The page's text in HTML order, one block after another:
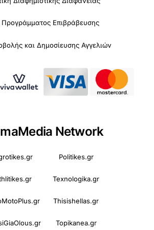
Προγράμματος Επιβράβευσης
και Δημοσίευσης Αγγελιών
Network
Politikes.gr
Texnologika.gr
Thisishellas.gr
Topikanea.gr